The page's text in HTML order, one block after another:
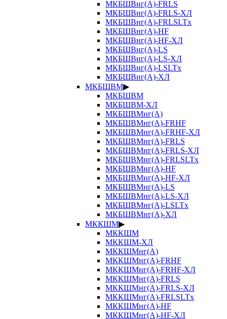
МКБШВнг(А)-FRLS
МКБШВнг(А)-FRLS-ХЛ
МКБШВнг(А)-FRLSLTx
МКБШВнг(А)-HF
МКБШВнг(А)-HF-ХЛ
МКБШВнг(А)-LS
МКБШВнг(А)-LS-ХЛ
МКБШВнг(А)-LSLTx
МКБШВнг(А)-ХЛ
МКБШВМ▶
МКБШВМ
МКБШВМ-ХЛ
МКБШВМнг(А)
МКБШВМнг(А)-FRHF
МКБШВМнг(А)-FRHF-ХЛ
МКБШВМнг(А)-FRLS
МКБШВМнг(А)-FRLS-ХЛ
МКБШВМнг(А)-FRLSLTx
МКБШВМнг(А)-HF
МКБШВМнг(А)-HF-ХЛ
МКБШВМнг(А)-LS
МКБШВМнг(А)-LS-ХЛ
МКБШВМнг(А)-LSLTx
МКБШВМнг(А)-ХЛ
МККШМ▶
МККШМ
МККШМ-ХЛ
МККШМнг(А)
МККШМнг(А)-FRHF
МККШМнг(А)-FRHF-ХЛ
МККШМнг(А)-FRLS
МККШМнг(А)-FRLS-ХЛ
МККШМнг(А)-FRLSLTx
МККШМнг(А)-HF
МККШМнг(А)-HF-ХЛ